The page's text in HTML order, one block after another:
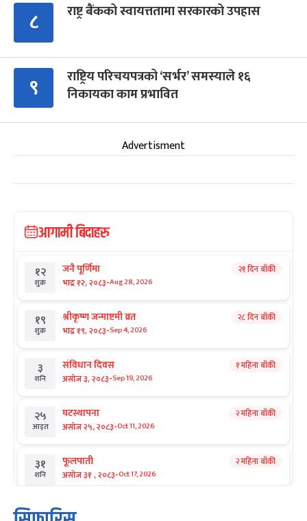
८ राष्ट्र बैंकको स्वायत्ततामा सरकारको उपहास
९
राष्ट्रिय परिचयपत्रको ‘सर्भर’ समस्याले १६
निकायका काम प्रभावित
Advertisment
आगामी बिदाहरु
१२
शुक्र
जनै पूर्णिमा
भाद्र १२, २०८३-Aug 28, 2026
२१ दिन बाँकी
१९
शुक्र
श्रीकृष्ण जन्माष्टमी व्रत
भाद्र १९, २०८३-Sep 4, 2026
२८ दिन बाँकी
३
शनि
संविधान दिवस
असोज ३, २०८३-Sep 19, 2026
१ महिना बाँकी
२५
आइत
घटस्थापना
असोज २५, २०८३-Oct 11, 2026
२ महिना बाँकी
३१
शनि
फूलपाती
असोज ३१ , २०८३-Oct 17, 2026
२ महिना बाँकी
१ कार्तिक सङ्क्रान्ति